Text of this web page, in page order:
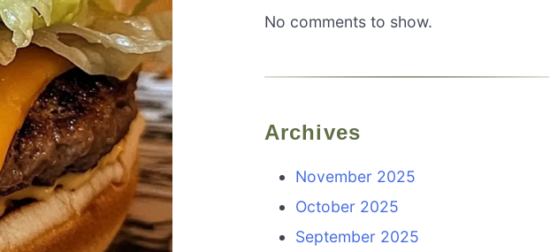
No comments to show.
Archives
November 2025
October 2025
September 2025